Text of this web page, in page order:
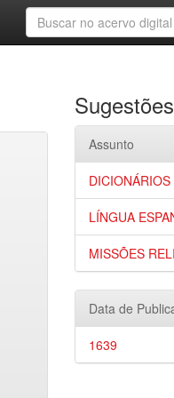
Assunto
LÍNGUA
MISSÕES
Data de
1639